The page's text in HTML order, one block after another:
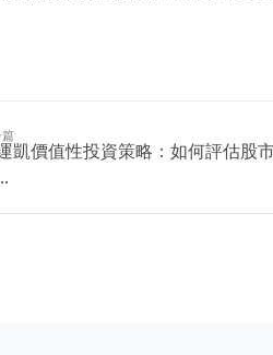
篇
凱價值性投資策略：如何評估股